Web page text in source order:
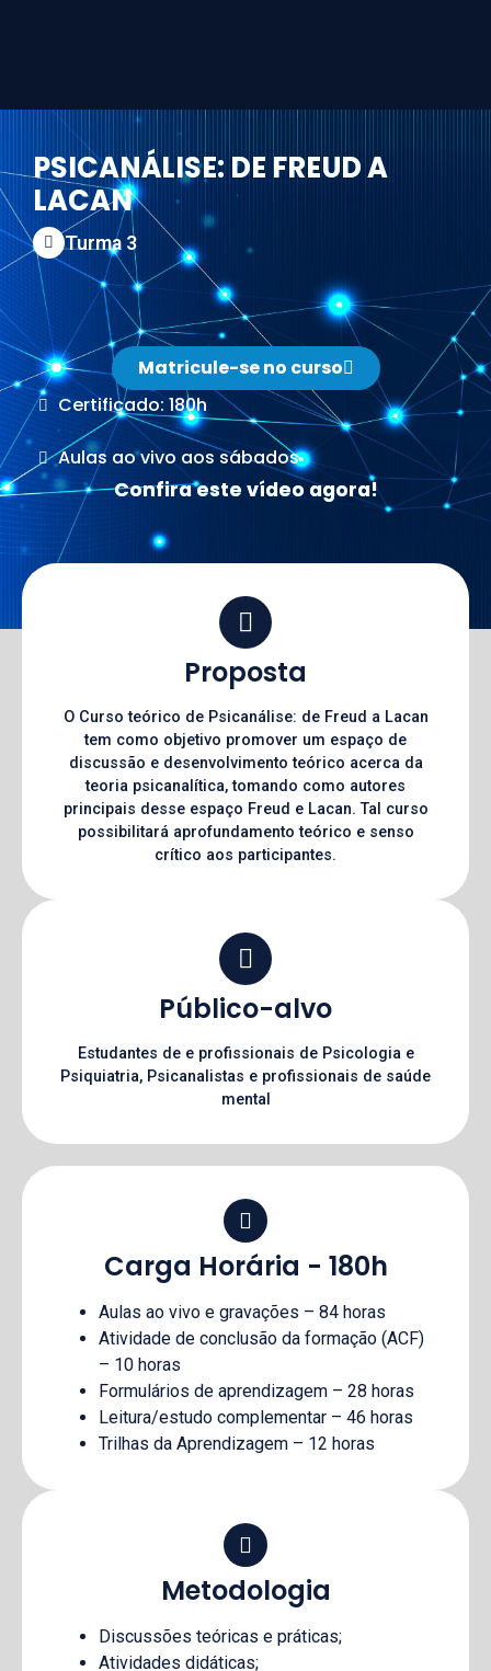
PSICANÁLISE: DE FREUD A
LACAN
Turma 3
Matricule-se no curso
Certificado: 180h
Aulas ao vivo aos sábados
Confira este vídeo agora!
Proposta
O Curso teórico de Psicanálise: de Freud a Lacan
tem como objetivo promover um espaço de
discussão e desenvolvimento teórico acerca da
teoria psicanalítica, tomando como autores
principais desse espaço Freud e Lacan. Tal curso
possibilitará aprofundamento teórico e senso
crítico aos participantes.
Público-alvo
Estudantes de e profissionais de Psicologia e
Psiquiatria, Psicanalistas e profissionais de saúde
mental
Carga Horária - 180h
Aulas ao vivo e gravações – 84 horas
Atividade de conclusão da formação (ACF)
– 10 horas
Formulários de aprendizagem – 28 horas
Leitura/estudo complementar – 46 horas
Trilhas da Aprendizagem – 12 horas
Metodologia
Discussões teóricas e práticas;
Atividades didáticas;